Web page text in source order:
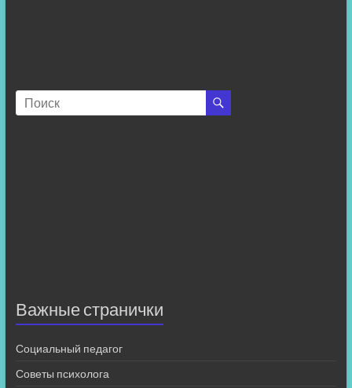
Важные странички
Социальный педагог
Советы психолога